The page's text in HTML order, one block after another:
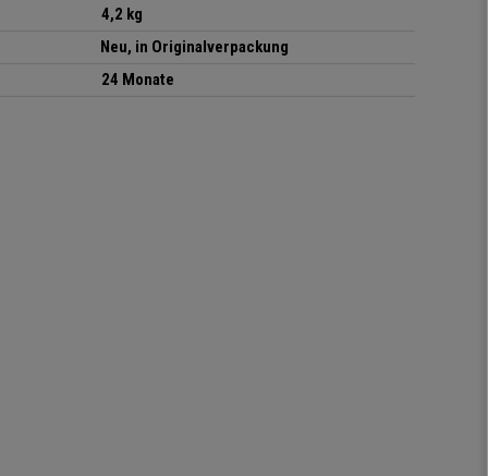
4,2 kg
Neu, in Originalverpackung
24 Monate